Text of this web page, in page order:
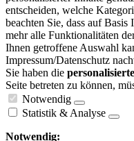
entscheiden, welche
beachten Sie, dass auf
mehr alle Funktionalitäten
Ihnen getroffene Auswahl
Impressum/Datenschutz
Sie haben die
Seite betreten zu können,
Notwendig
Statistik & Analyse
Notwendig: